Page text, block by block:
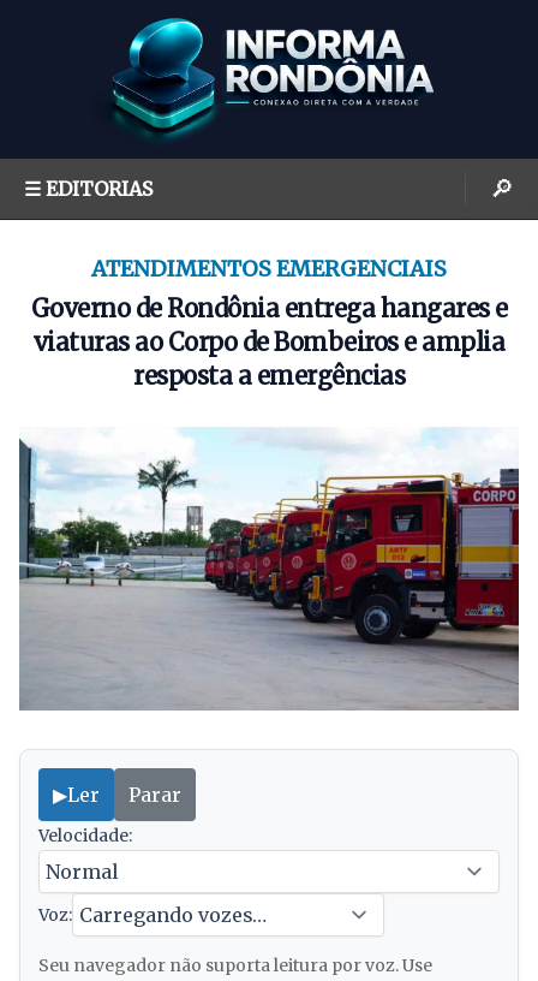
☰ EDITORIAS 🔎
ATENDIMENTOS EMERGENCIAIS
Governo de Rondônia entrega hangares e
viaturas ao Corpo de Bombeiros e amplia
resposta a emergências
▶Ler Parar
Velocidade:
Voz:
Seu navegador não suporta leitura por voz. Use